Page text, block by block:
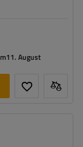
11. August